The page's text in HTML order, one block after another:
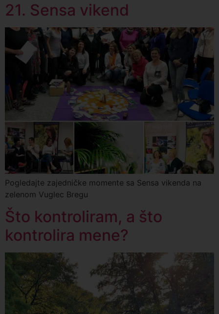
21. Sensa vikend
Pogledajte zajedničke momente sa Sensa vikenda na
zelenom Vuglec Bregu
Što kontroliram, a što
kontrolira mene?